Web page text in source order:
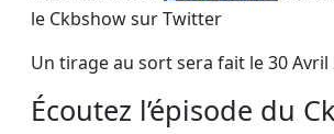
le Ckbshow sur Twitter
Un tirage au sort sera fait le 30 Avril
Écoutez l’épisode du